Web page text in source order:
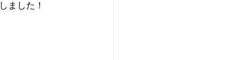
ました！